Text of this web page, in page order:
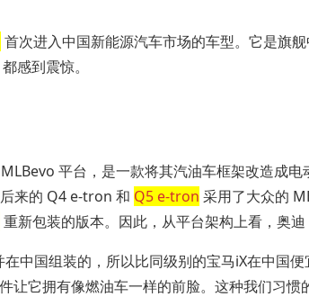
首次进入中国新能源汽车市场的车型。它是旗
感到震惊。
平台，是一款将其汽油车框架改造成电
来的 Q4 e-tron 和 Q5 e-tron 采用了大众的
重新包装的版本。因此，从平台架构上看，奥迪
中国组装的，所以比同级别的宝马iX在中国
让它拥有像燃油车一样的前脸。这种我们习